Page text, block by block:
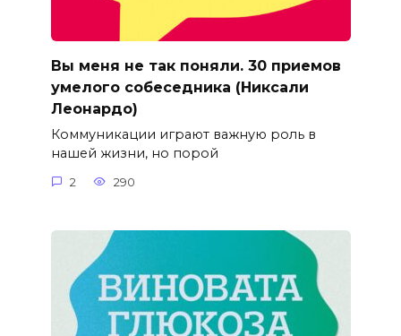
Вы меня не так поняли. 30 приемов
умелого собеседника (Никсали
Леонардо)
Коммуникации играют важную роль в
нашей жизни, но порой
2 290